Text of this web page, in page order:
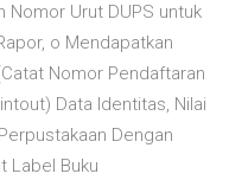
Nomor Urut DUPS untuk
o Mendapatkan
Nomor Pendaftaran
Data Identitas, Nilai
Dengan
Label Buku